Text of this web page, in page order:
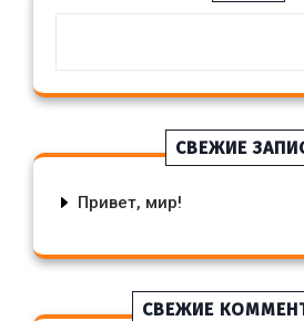
СВЕЖИЕ
Привет, мир!
СВЕЖИЕ